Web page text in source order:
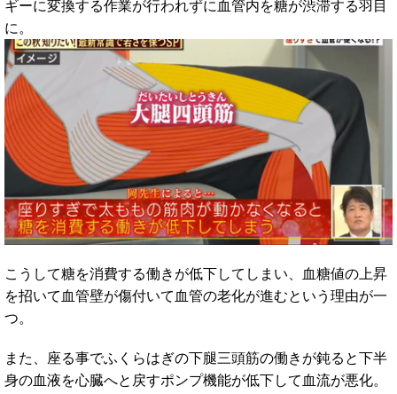
ギーに変換する作業が行われずに血管内を糖が渋滞する羽目
に。
こうして糖を消費する働きが低下してしまい、血糖値の上昇
を招いて血管壁が傷付いて血管の老化が進むという理由が一
つ。
また、座る事でふくらはぎの下腿三頭筋の働きが鈍ると下半
身の血液を心臓へと戻すポンプ機能が低下して血流が悪化。